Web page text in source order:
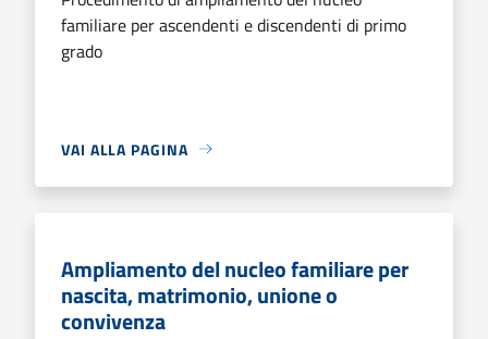
familiare per ascendenti e discendenti di primo
grado
VAI ALLA PAGINA
Ampliamento del nucleo familiare per
nascita, matrimonio, unione o
convivenza